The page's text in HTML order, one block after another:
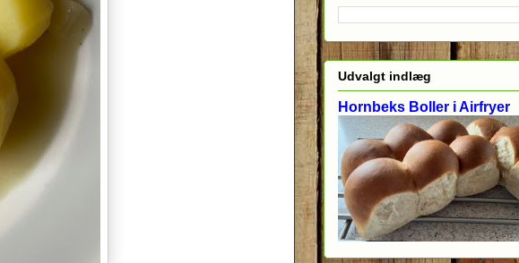
Udvalgt indlæg
Hornbeks Boller i Airfryer